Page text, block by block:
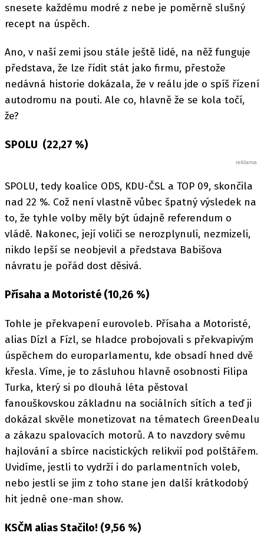
snesete každému modré z nebe je poměrně slušný
recept na úspěch.
Ano, v naší zemi jsou stále ještě lidé, na něž funguje
představa, že lze řídit stát jako firmu, přestože
nedávná historie dokázala, že v reálu jde o spíš řízení
autodromu na pouti. Ale co, hlavně že se kola točí,
že?
SPOLU (22,27 %)
SPOLU, tedy koalice ODS, KDU-ČSL a TOP 09, skončila
nad 22 %. Což není vlastně vůbec špatný výsledek na
to, že tyhle volby měly být údajně referendum o
vládě. Nakonec, její voliči se nerozplynuli, nezmizeli,
nikdo lepší se neobjevil a představa Babišova
návratu je pořád dost děsivá.
Přísaha a Motoristé (10,26 %)
Tohle je překvapení eurovoleb. Přísaha a Motoristé,
alias Dízl a Fízl, se hladce probojovali s překvapivým
úspěchem do europarlamentu, kde obsadí hned dvě
křesla. Víme, je to zásluhou hlavně osobnosti Filipa
Turka, který si po dlouhá léta pěstoval
fanouškovskou základnu na sociálních sítích a teď ji
dokázal skvěle monetizovat na tématech GreenDealu
a zákazu spalovacích motorů. A to navzdory svému
hajlování a sbírce nacistických relikvií pod polštářem.
Uvidíme, jestli to vydrží i do parlamentních voleb,
nebo jestli se jim z toho stane jen další krátkodobý
hit jedné one-man show.
KSČM alias Stačilo! (9,56 %)